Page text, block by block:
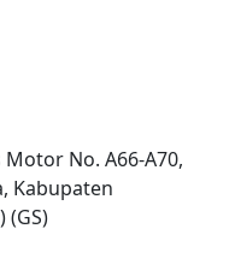
Motor No. A66-A70,
Kabupaten
(GS)